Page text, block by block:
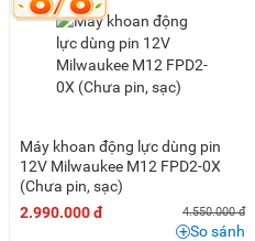
Máy khoan động lực dùng pin
12V Milwaukee M12 FPD2-0X
(Chưa pin, sạc)
2.990.000 đ
4.550.000 đ
So sánh